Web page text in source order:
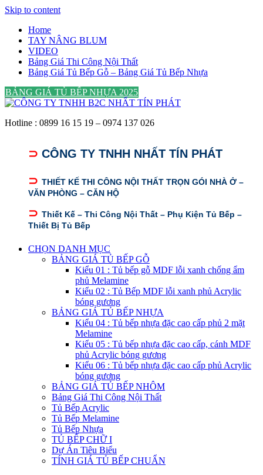
Skip to content
Home
TAY NÂNG BLUM
VIDEO
Bảng Giá Thi Công Nội Thất
Bảng Giá Tủ Bếp Gỗ – Bảng Giá Tủ Bếp Nhựa
BẢNG GIÁ TỦ BẾP NHỰA 2025
Hotline : 0899 16 15 19 – 0974 137 026
⊃ CÔNG TY TNHH NHẤT TÍN PHÁT
⊃ THIẾT KẾ THI CÔNG NỘI THẤT TRỌN GÓI NHÀ Ở –
VĂN PHÒNG – CĂN HỘ
⊃ Thiết Kế – Thi Công Nội Thất – Phụ Kiện Tủ Bếp –
Thiết Bị Tủ Bếp
CHỌN DANH MỤC
BẢNG GIÁ TỦ BẾP GỖ
Kiểu 01 : Tủ bếp gỗ MDF lỗi xanh chống ẩm
phủ Melamine
Kiểu 02 : Tủ Bếp MDF lỗi xanh phủ Acrylic
bóng gương
BẢNG GIÁ TỦ BẾP NHỰA
Kiểu 04 : Tủ bếp nhựa đặc cao cấp phủ 2 mặt
Melamine
Kiểu 05 : Tủ bếp nhựa đặc cao cấp, cánh MDF
phủ Acrylic bóng gương
Kiểu 06 : Tủ bếp nhựa đặc cao cấp phủ Acrylic
bóng gương
BẢNG GIÁ TỦ BẾP NHÔM
Bảng Giá Thi Công Nội Thất
Tủ Bếp Acrylic
Tủ Bếp Melamine
Tủ Bếp Nhựa
TỦ BẾP CHỮ I
Dự Án Tiêu Biểu
TÍNH GIÁ TỦ BẾP CHUẨN